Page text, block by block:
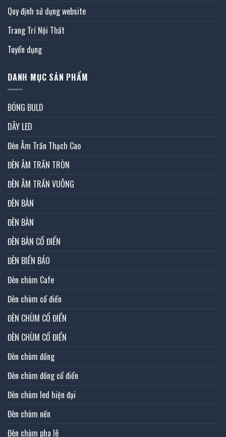
Quy định sử dụng website
Trang Trí Nội Thất
Tuyển dụng
DANH MỤC SẢN PHẨM
BÓNG BULD
DÂY LED
Đèn Âm Trần Thạch Cao
ĐÈN ÂM TRẦN TRÒN
ĐÈN ÂM TRẦN VUÔNG
ĐÈN BÀN
ĐÈN BÀN
ĐÈN BÀN CỔ ĐIỂN
ĐÈN BIỂN BÁO
Đèn chùm Cafe
Đèn chùm cổ điển
ĐÈN CHÙM CỔ ĐIỂN
ĐÈN CHÙM CỔ ĐIỂN
Đèn chùm đồng
Đèn chùm đồng cổ điển
Đèn chùm led hiện đại
Đèn chùm nến
Đèn chùm pha lê